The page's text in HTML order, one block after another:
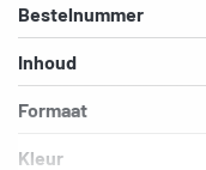
Bestelnummer
Inhoud
Formaat
Kleur